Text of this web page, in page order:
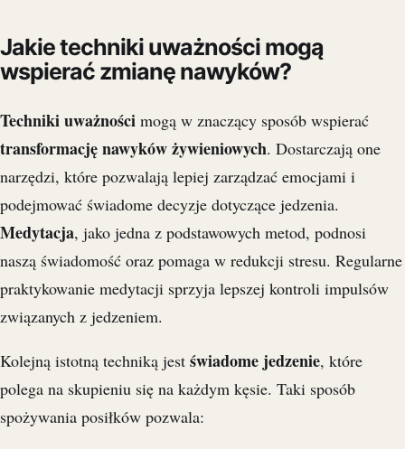
Jakie techniki uważności mogą
wspierać zmianę nawyków?
Techniki uważności mogą w znaczący sposób wspierać
transformację nawyków żywieniowych. Dostarczają one
narzędzi, które pozwalają lepiej zarządzać emocjami i
podejmować świadome decyzje dotyczące jedzenia.
Medytacja, jako jedna z podstawowych metod, podnosi
naszą świadomość oraz pomaga w redukcji stresu. Regularne
praktykowanie medytacji sprzyja lepszej kontroli impulsów
związanych z jedzeniem.
Kolejną istotną techniką jest świadome jedzenie, które
polega na skupieniu się na każdym kęsie. Taki sposób
spożywania posiłków pozwala: